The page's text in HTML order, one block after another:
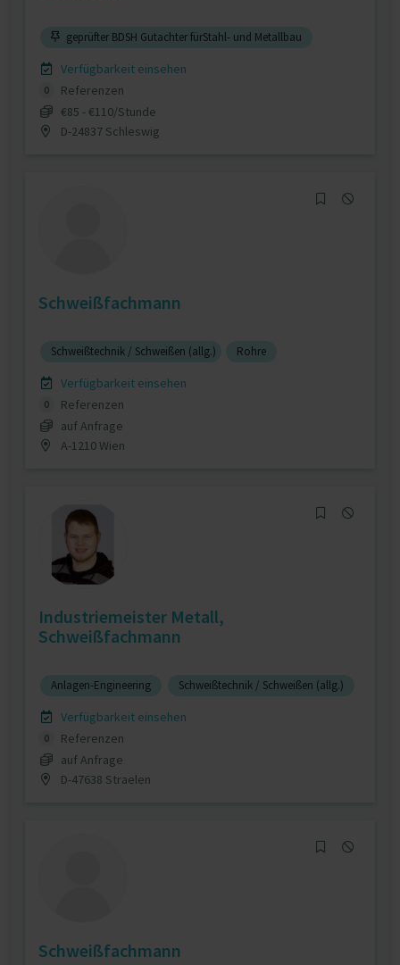
geprüfter BDSH Gutachter fürStahl- und Metallbau
Verfügbarkeit einsehen
0
Referenzen
€85 - €110/Stunde
D-24837 Schleswig
Schweißfachmann
Schweißtechnik / Schweißen (allg.) Rohre
Verfügbarkeit einsehen
0
Referenzen
auf Anfrage
A-1210 Wien
Industriemeister Metall,
Schweißfachmann
Anlagen-Engineering Schweißtechnik / Schweißen (allg.)
Verfügbarkeit einsehen
0
Referenzen
auf Anfrage
D-47638 Straelen
Schweißfachmann